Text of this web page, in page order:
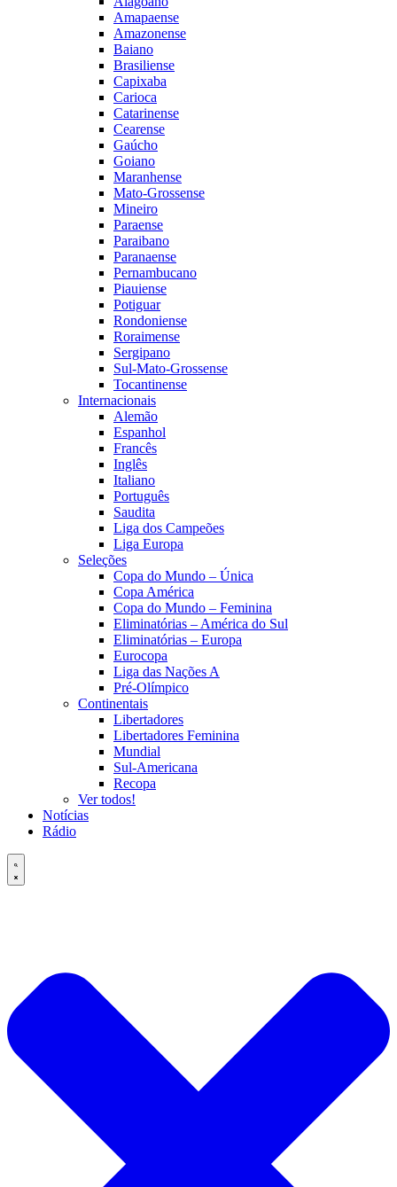
Amapaense
Amazonense
Baiano
Brasiliense
Capixaba
Carioca
Catarinense
Cearense
Gaúcho
Goiano
Maranhense
Mato-Grossense
Mineiro
Paraense
Paraibano
Paranaense
Pernambucano
Piauiense
Potiguar
Rondoniense
Roraimense
Sergipano
Sul-Mato-Grossense
Tocantinense
Internacionais
Alemão
Espanhol
Francês
Inglês
Italiano
Português
Saudita
Liga dos Campeões
Liga Europa
Seleções
Copa do Mundo – Única
Copa América
Copa do Mundo – Feminina
Eliminatórias – América do Sul
Eliminatórias – Europa
Eurocopa
Liga das Nações A
Pré-Olímpico
Continentais
Libertadores
Libertadores Feminina
Mundial
Sul-Americana
Recopa
Ver todos!
Notícias
Rádio